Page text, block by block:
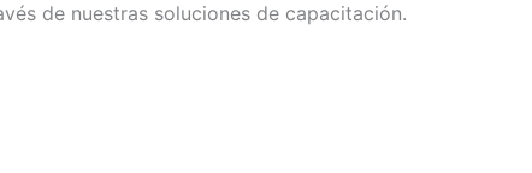
de nuestras soluciones de capacitación.